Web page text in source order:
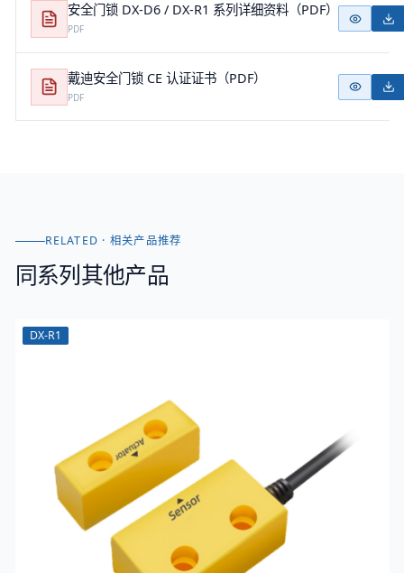
安全门锁 DX-D6 / DX-R1 系列详细资料（PDF）
PDF
戴迪安全门锁 CE 认证证书（PDF）
PDF
RELATED · 相关产品推荐
同系列其他产品
DX-R1